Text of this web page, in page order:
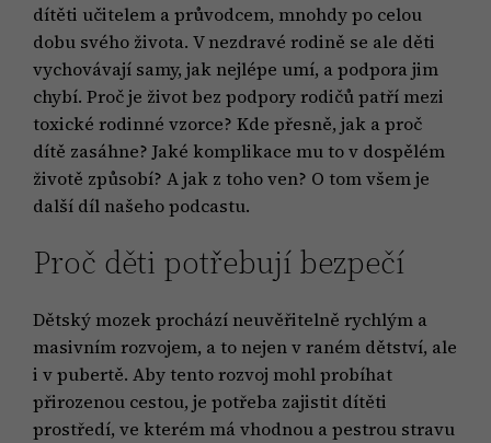
dítěti učitelem a průvodcem, mnohdy po celou
dobu svého života. V nezdravé rodině se ale děti
vychovávají samy, jak nejlépe umí, a podpora jim
chybí. Proč je život bez podpory rodičů patří mezi
toxické rodinné vzorce? Kde přesně, jak a proč
dítě zasáhne? Jaké komplikace mu to v dospělém
životě způsobí? A jak z toho ven? O tom všem je
další díl našeho podcastu.
Proč děti potřebují bezpečí
Dětský mozek prochází neuvěřitelně rychlým a
masivním rozvojem, a to nejen v raném dětství, ale
i v pubertě. Aby tento rozvoj mohl probíhat
přirozenou cestou, je potřeba zajistit dítěti
prostředí, ve kterém má vhodnou a pestrou stravu